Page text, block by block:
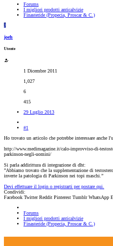
Forums
I migliori prodotti anticalvizie
Finasteride (Propecia, Proscar & C.)
J
joeh
Utente
1 Dicembre 2011
1,027
6
415
29 Luglio 2013
#1
Ho trovato un articolo che potrebbe interessare anche
http://www.medimagazine.it/calo-improvviso-di-
parkinson-negli-uomini/
Si parla addirittura di integrazione di dht:
”Abbiamo trovato che la supplementazione di
inverte la patologia di Parkinson nei topi maschi.”
Devi effettuare il login o registrarti per postare qui.
Condividi:
Facebook Twitter Reddit Pinterest Tumblr WhatsApp
Forums
I migliori prodotti anticalvizie
Finasteride (Propecia, Proscar & C.)